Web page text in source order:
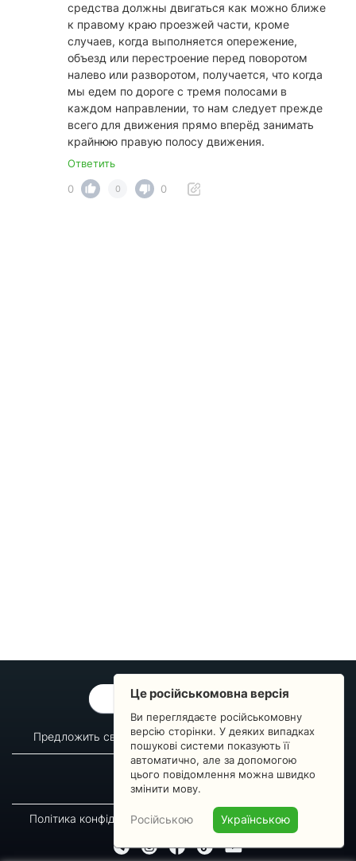
средства должны двигаться как можно ближе
к правому краю проезжей части, кроме
случаев, когда выполняется опережение,
объезд или перестроение перед поворотом
налево или разворотом, получается, что когда
мы едем по дороге с тремя полосами в
каждом направлении, то нам следует прежде
всего для движения прямо вперёд занимать
крайнюю правую полосу движения.
Ответить
0
0 0
ОБРАТНАЯ СВЯЗЬ
Предложить свой вопрос Статистика изменений
О сервисе
Преподавателям
Новости
Пульс страны
Політика конфіденційності Угода підписника
Це російськомовна версія
Ви переглядаєте російськомовну
версію сторінки. У деяких випадках
пошукові системи показують її
автоматично, але за допомогою
цього повідомлення можна швидко
змінити мову.
Російською Українською